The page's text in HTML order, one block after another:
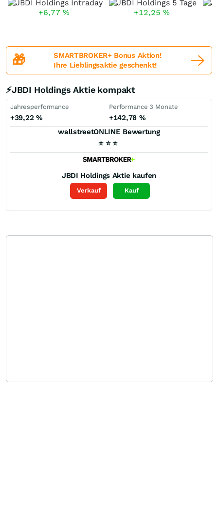
+6,77 % +12,25 %
🎁
SMARTBROKER+ Bonus Aktion!
Ihre Lieblingsaktie geschenkt!
⚡JBDI Holdings Aktie kompakt
Jahresperformance
+39,22 %
Performance 3 Monate
+142,78 %
wallstreetONLINE Bewertung
⭐ ⭐ ⭐
JBDI Holdings Aktie kaufen
Verkauf Kauf